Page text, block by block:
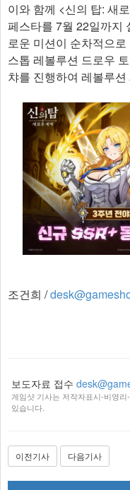
이와 함께 <신의 탑: 새
페스타를 7월 22일까지
로운 미션이 순차적으
스톱 레볼루션 드로우
챠를 진행하여 레볼루
조건희 /
보도자료 접수
게임샷 기사는 저작자표시-비영
있습니다.
이전기사 다음기사